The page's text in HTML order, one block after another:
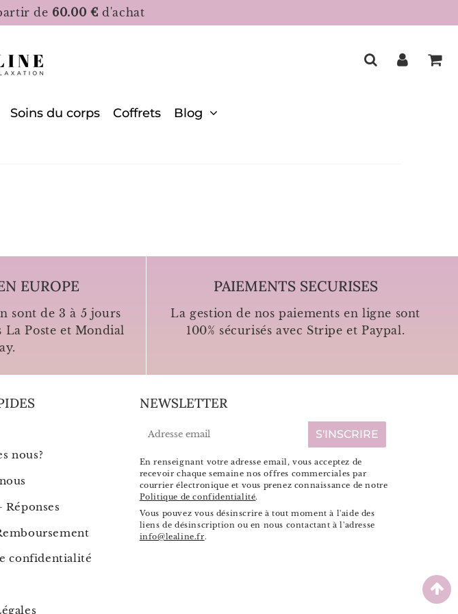
de 60.00 € d'achat
Soins du corps Coffrets Blog
EUROPE
sont de 3 à 5 jours
La Poste et Mondial
PAIEMENTS SECURISES
La gestion de nos paiements en ligne sont
100% sécurisés avec Stripe et Paypal.
nous?
Réponses
confidentialité
NEWSLETTER
E-
S'INSCRIRE
En renseignant votre adresse email, vous acceptez de
recevoir chaque semaine nos offres commerciales par
courrier électronique et vous prenez connaissance de notre
Politique de confidentialité.
Vous pouvez vous désinscrire à tout moment à l'aide des
liens de désinscription ou en nous contactant à l'adresse
info@lealine.fr.